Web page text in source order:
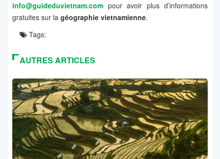
info@guideduvietnam.com pour avoir plus d’informations
gratuites sur la géographie vietnamienne.
Tags:
AUTRES ARTICLES